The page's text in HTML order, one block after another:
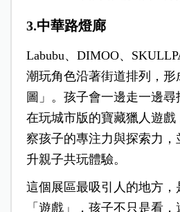
3.中華路燈廊
Labubu、DIMOO、
潮玩角色沿著街道排列，
圖」。孩子會一邊走一邊
在玩城市版的寶藏獵人遊
察孩子的專注力與探索力
升親子共玩體驗。
這個展區最吸引人的地方
「遊戲」，孩子不只是看